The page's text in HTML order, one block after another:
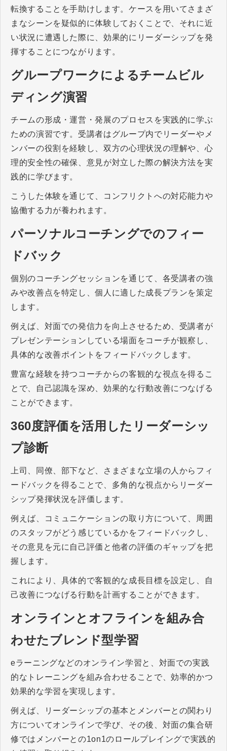
転換することを手助けします。ケースを用いてさまざ
まなシーンを疑似的に体験しておくことで、それに近
い状況に遭遇した際に、効果的にリーダーシップを発
揮することにつながります。
グループワークによるチームビル
ディング演習
チームの形成・運営・発展のプロセスを実践的に学ぶ
ための演習です。受講者はグループ内でリーダーやメ
ンバーの役割を経験し、双方の心理状況の理解や、心
理的安全性の確保、意見が対立した際の解決方法を実
践的に学びます。
こうした体験を通じて、コンフリクトへの対応能力や
協働する力が養われます。
パーソナルコーチングでのフィー
ドバック
個別のコーチングセッションを通じて、各受講者の強
みや改善点を特定し、個人に適した成長プランを策定
します。
例えば、対面での発信力を向上させるため、受講者が
プレゼンテーションしている場面をコーチが観察し、
具体的な改善ポイントをフィードバックします。
豊富な経験を持つコーチからの客観的な視点を得るこ
とで、自己認識を深め、効果的な行動改善につなげる
ことができます。
360度評価を活用したリーダーシッ
プ診断
上司、同僚、部下など、さまざまな立場の人からフィ
ードバックを得ることで、多角的な視点からリーダー
シップ発揮状況を評価します。
例えば、コミュニケーションの取り方について、周囲
のスタッフがどう感じているかをフィードバックし、
その意見を元に自己評価と他者の評価のギャップを把
握します。
これにより、具体的で客観的な成長目標を設定し、自
己改善につなげる行動を計画することができます。
オンラインとオフラインを組み合
わせたブレンド型学習
eラーニングなどのオンライン学習と、対面での実践
的なトレーニングを組み合わせることで、効率的かつ
効果的な学習を実現します。
例えば、リーダーシップの基本とメンバーとの関わり
方についてオンラインで学び、その後、対面の集合研
修ではメンバーとの1on1のロールプレイングで実践的